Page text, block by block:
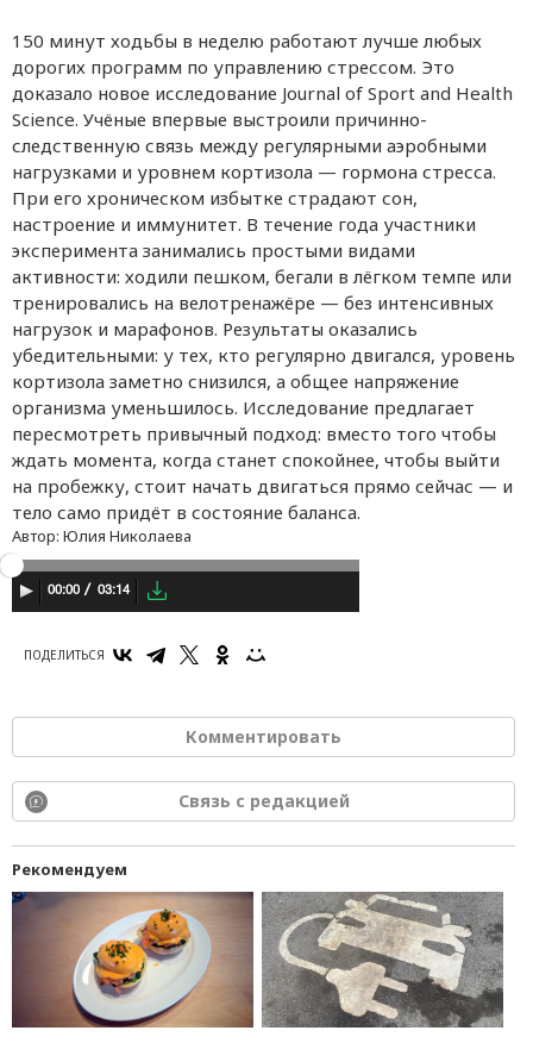
150 минут ходьбы в неделю работают лучше любых
дорогих программ по управлению стрессом. Это
доказало новое исследование Journal of Sport and Health
Science. Учёные впервые выстроили причинно-
следственную связь между регулярными аэробными
нагрузками и уровнем кортизола — гормона стресса.
При его хроническом избытке страдают сон,
настроение и иммунитет. В течение года участники
эксперимента занимались простыми видами
активности: ходили пешком, бегали в лёгком темпе или
тренировались на велотренажёре — без интенсивных
нагрузок и марафонов. Результаты оказались
убедительными: у тех, кто регулярно двигался, уровень
кортизола заметно снизился, а общее напряжение
организма уменьшилось. Исследование предлагает
пересмотреть привычный подход: вместо того чтобы
ждать момента, когда станет спокойнее, чтобы выйти
на пробежку, стоит начать двигаться прямо сейчас — и
тело само придёт в состояние баланса.
Автор: Юлия Николаева
00:00 03:14
ПОДЕЛИТЬСЯ
Комментировать
Связь с редакцией
Рекомендуем